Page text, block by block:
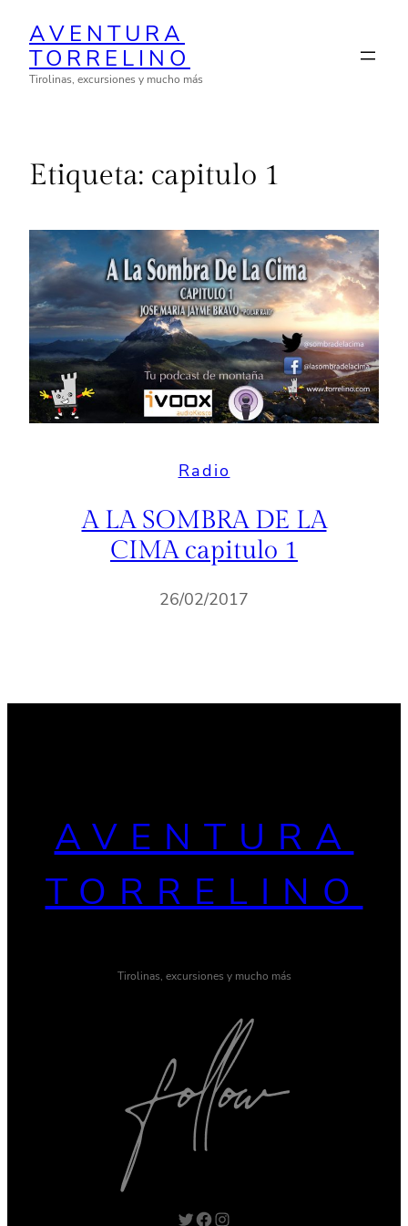
contenido
AVENTURA
TORRELINO
Tirolinas, excursiones y mucho más
Etiqueta: capitulo 1
Radio
A LA SOMBRA DE LA
CIMA capitulo 1
26/02/2017
AVENTURA
TORRELINO
Tirolinas, excursiones y mucho más
Twitter Facebook Instagram